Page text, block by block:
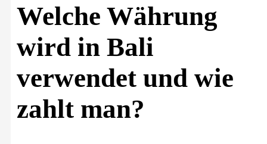
Welche Währung
wird in Bali
verwendet und wie
zahlt man?